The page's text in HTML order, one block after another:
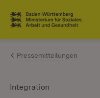
Zum Inhalt springen
Link zur Startseite
Pressemitteilungen
Integration